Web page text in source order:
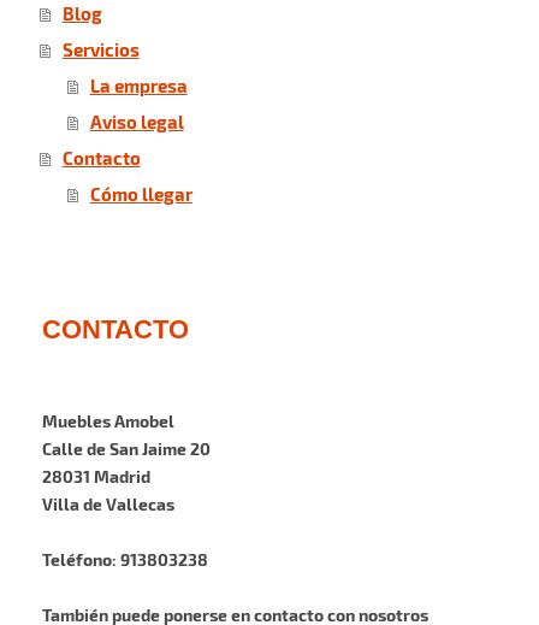
Blog
Servicios
La empresa
Aviso legal
Contacto
Cómo llegar
CONTACTO
Muebles Amobel
Calle de San Jaime 20
28031 Madrid
Villa de Vallecas
Teléfono: 913803238
También puede ponerse en contacto con nosotros